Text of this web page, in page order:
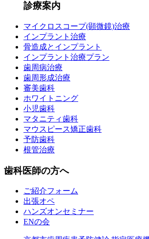
診療案内
マイクロスコープ(顕微鏡)治療
インプラント治療
骨造成とインプラント
インプラント治療プラン
歯周病治療
歯周形成治療
審美歯科
ホワイトニング
小児歯科
マタニティ歯科
マウスピース矯正歯科
予防歯科
根管治療
歯科医師の方へ
ご紹介フォーム
出張オペ
ハンズオンセミナー
ENの会